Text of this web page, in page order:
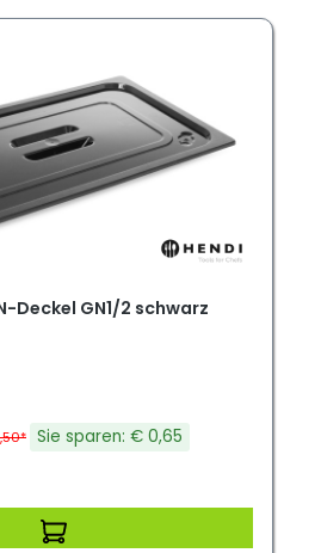
Deckel GN1/2 schwarz
Sie sparen: € 0,65